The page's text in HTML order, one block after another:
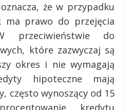
że w przypadku
ma prawo do przejęcia
przeciwieństwie do
które zazwyczaj są
okres i nie wymagają
hipoteczne mają
często wynoszący od 15
kredytu